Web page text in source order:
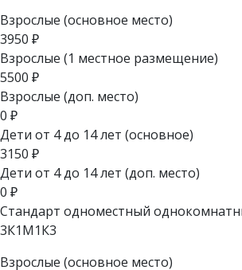
Взрослые (основное место)
3950 ₽
Взрослые (1 местное размещение)
5500 ₽
Взрослые (доп. место)
0 ₽
Дети от 4 до 14 лет (основное)
3150 ₽
Дети от 4 до 14 лет (доп. место)
0 ₽
Стандарт одноместный
3К1М1К3
Взрослые (основное место)